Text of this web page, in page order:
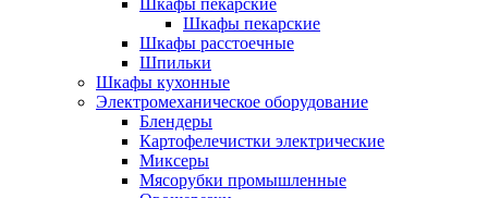
Шкафы пекарские
Шкафы расстоечные
Шпильки
Шкафы кухонные
Электромеханическое оборудование
Блендеры
Картофелечистки электрические
Миксеры
Мясорубки промышленные